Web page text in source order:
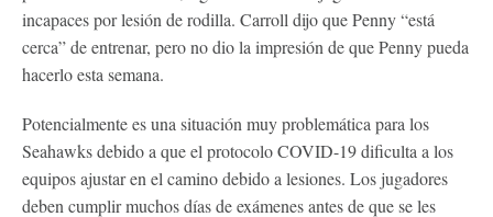
incapaces por lesión de rodilla. Carroll dijo que Penny “está
cerca” de entrenar, pero no dio la impresión de que Penny pueda
hacerlo esta semana.
Potencialmente es una situación muy problemática para los
Seahawks debido a que el protocolo COVID-19 dificulta a los
equipos ajustar en el camino debido a lesiones. Los jugadores
deben cumplir muchos días de exámenes antes de que se les